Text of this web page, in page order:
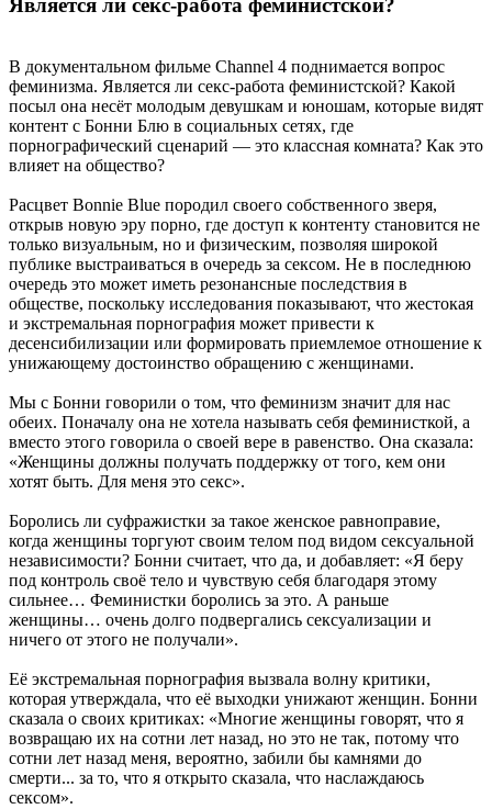
Является ли секс-работа феминистской?
В документальном фильме Channel 4 поднимается вопрос
феминизма. Является ли секс-работа феминистской? Какой
посыл она несёт молодым девушкам и юношам, которые видят
контент с Бонни Блю в социальных сетях, где
порнографический сценарий — это классная комната? Как это
влияет на общество?
Расцвет Bonnie Blue породил своего собственного зверя,
открыв новую эру порно, где доступ к контенту становится не
только визуальным, но и физическим, позволяя широкой
публике выстраиваться в очередь за сексом. Не в последнюю
очередь это может иметь резонансные последствия в
обществе, поскольку исследования показывают, что жестокая
и экстремальная порнография может привести к
десенсибилизации или формировать приемлемое отношение к
унижающему достоинство обращению с женщинами.
Мы с Бонни говорили о том, что феминизм значит для нас
обеих. Поначалу она не хотела называть себя феминисткой, а
вместо этого говорила о своей вере в равенство. Она сказала:
«Женщины должны получать поддержку от того, кем они
хотят быть. Для меня это секс».
Боролись ли суфражистки за такое женское равноправие,
когда женщины торгуют своим телом под видом сексуальной
независимости? Бонни считает, что да, и добавляет: «Я беру
под контроль своё тело и чувствую себя благодаря этому
сильнее… Феминистки боролись за это. А раньше
женщины… очень долго подвергались сексуализации и
ничего от этого не получали».
Её экстремальная порнография вызвала волну критики,
которая утверждала, что её выходки унижают женщин. Бонни
сказала о своих критиках: «Многие женщины говорят, что я
возвращаю их на сотни лет назад, но это не так, потому что
сотни лет назад меня, вероятно, забили бы камнями до
смерти... за то, что я открыто сказала, что наслаждаюсь
сексом».